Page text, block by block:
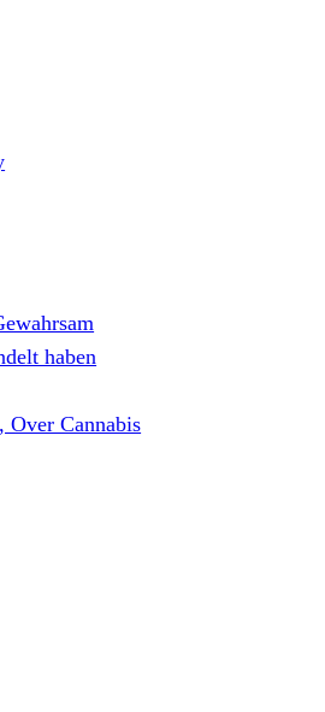
haben
Over Cannabis